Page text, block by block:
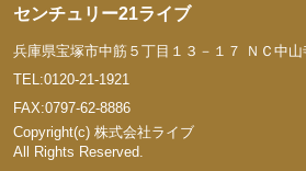
センチュリー21ライブ
兵庫県宝塚市中筋５丁目１３－１７ ＮＣ中山
TEL:0120-21-1921
FAX:0797-62-8886
Copyright(c) 株式会社ライブ
All Rights Reserved.